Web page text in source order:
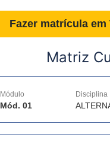
Fazer matrícula em
Matriz
Módulo
Mód. 01
Disciplina